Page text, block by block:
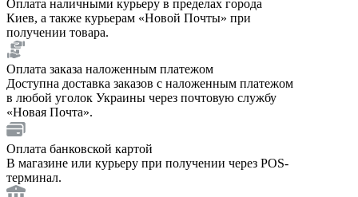
Оплата наличными курьеру в пределах города
Киев, а также курьерам «Новой Почты» при
получении товара.
Оплата заказа наложенным платежом
Доступна доставка заказов с наложенным платежом
в любой уголок Украины через почтовую службу
«Новая Почта».
Оплата банковской картой
В магазине или курьеру при получении через POS-
терминал.